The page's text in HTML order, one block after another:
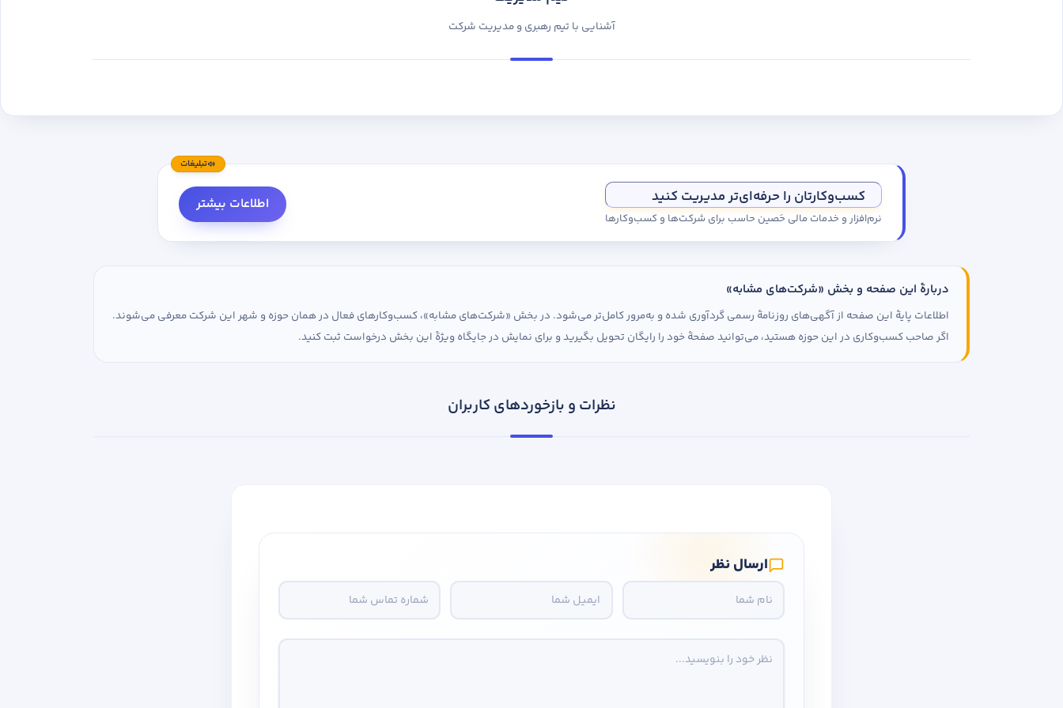
آشنایی با تیم رهبری و مدیریت شرکت
تبلیغات
کسب‌وکارتان را حرفه‌ای‌تر مدیریت کنید
نرم‌افزار و خدمات مالی حَصین حاسب برای شرکت‌ها و کسب‌وکارها
اطلاعات بیشتر
دربارهٔ این صفحه و بخش «شرکت‌های مشابه»
اطلاعات پایهٔ این صفحه از آگهی‌های روزنامهٔ رسمی گردآوری شده و به‌مرور کامل‌تر می‌شود. در بخش «شرکت‌های مشابه»، کسب‌وکارهای فعال در همان حوزه و شهر این شرکت معرفی می‌شوند.
اگر صاحب کسب‌وکاری در این حوزه هستید، می‌توانید صفحهٔ خود را رایگان تحویل بگیرید و برای نمایش در جایگاه ویژهٔ این بخش درخواست ثبت کنید.
نظرات و بازخوردهای کاربران
ارسال نظر